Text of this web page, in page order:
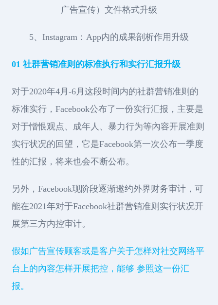
广告宣传）文件格式升级
5、Instagram：App内的成果剖析作用升级
01 社群营销准则的标准执行和实行汇报升级
对于2020年4月-6月这段时间内的社群营销准则的
标准实行，Facebook公布了一份实行汇报，主要是
对于憎恨观点、成年人、暴力行为等內容开展准则
实行状况的回望，它是Facebook第一次公布一季度
性的汇报，将来也会不断公布。
另外，Facebook现阶段逐渐邀约外界财务审计，可
能在2021年对于Facebook社群营销准则实行状况开
展第三方内控审计。
假如广告宣传顾客或是客户关于怎样对社交网络平
台上的內容怎样开展把控，能够 参照这一份汇
报。